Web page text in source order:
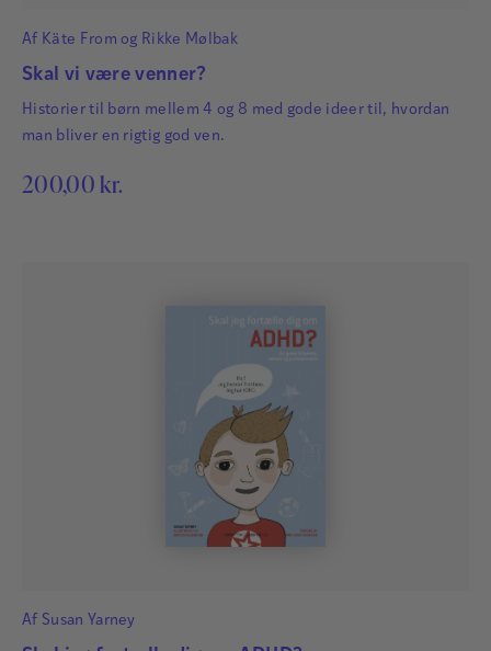
Af Käte From og Rikke Mølbak
Skal vi være venner?
Historier til børn mellem 4 og 8 med gode ideer til, hvordan
man bliver en rigtig god ven.
200,00 kr.
Af Susan Yarney